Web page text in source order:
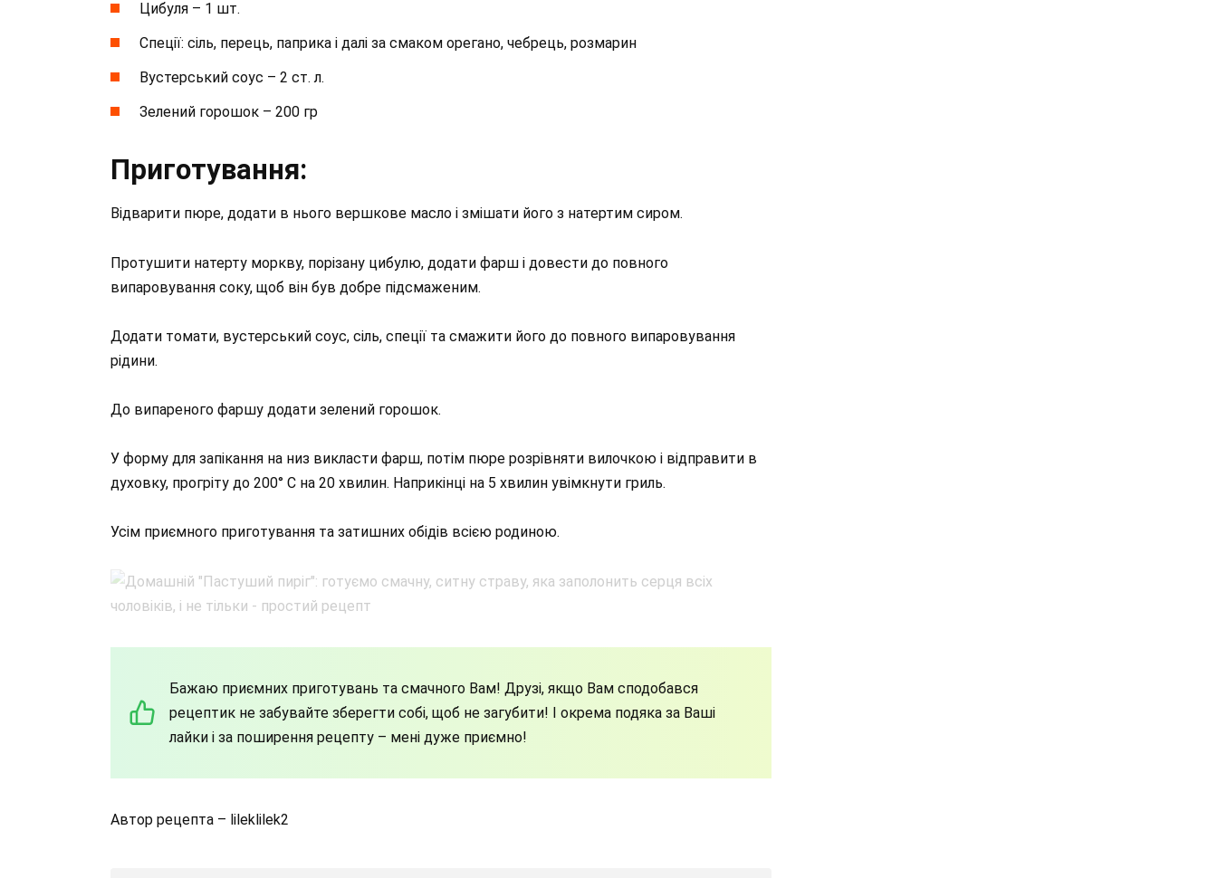
Цибуля – 1 шт.
Спеції: сіль, перець, паприка і далі за смаком орегано, чебрець, розмарин
Вустерський соус – 2 ст. л.
Зелений горошок – 200 гр
Приготування:
Відварити пюре, додати в нього вершкове масло і змішати його з натертим сиром.
Протушити натерту моркву, порізану цибулю, додати фарш і довести до повного
випаровування соку, щоб він був добре підсмаженим.
Додати томати, вустерський соус, сіль, спеції та смажити його до повного випаровування
рідини.
До випареного фаршу додати зелений горошок.
У форму для запікання на низ викласти фарш, потім пюре розрівняти вилочкою і відправити в
духовку, прогріту до 200° С на 20 хвилин. Наприкінці на 5 хвилин увімкнути гриль.
Усім приємного приготування та затишних обідів всією родиною.
Бажаю приємних приготувань та смачного Вам! Друзі, якщо Вам сподобався
рецептик не забувайте зберегти собі, щоб не загубити! І окрема подяка за Ваші
лайки і за поширення рецепту – мені дуже приємно!
Автор рецепта – lileklilek2